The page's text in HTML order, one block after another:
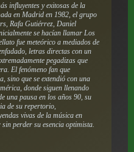
influyentes y exitosas de la
en Madrid en 1982, el grupo
Rafa Gutiérrez, Daniel
se hacían llamar Los
fue meteórico a mediados de
letras directas con un
pegadizas que
El fenómeno fan que
sino que se extendió con una
donde siguen llenando
una pausa en los años 90, su
de su repertorio,
vivas de la música en
perder su esencia optimista.